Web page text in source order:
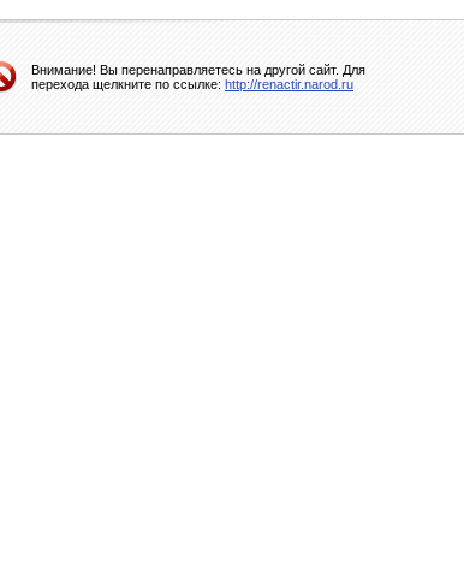
Внимание! Вы перенаправляетесь на другой сайт. Для
перехода щелкните по ссылке: http://renactir.narod.ru